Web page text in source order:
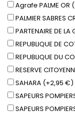
Agrafe PALME OR
PALMIER
PARTENAIRE DE
REPUBLIQUE DE
REPUBLIQUE DU
RESERVE
SAHARA (+2,95 €)
SAPEURS
SAPEURS